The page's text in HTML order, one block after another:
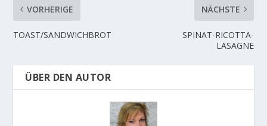
VORHERIGE
TOAST/SANDWICHBROT
NÄCHSTE
SPINAT-RICOTTA-
LASAGNE
ÜBER DEN AUTOR